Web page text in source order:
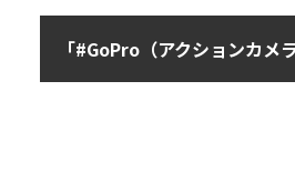
「#GoPro（アクションカメ